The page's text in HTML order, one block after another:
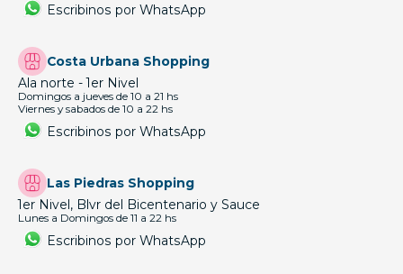
Escribinos por WhatsApp
Costa Urbana Shopping
Ala norte - 1er Nivel
Domingos a jueves de 10 a 21 hs
Viernes y sabados de 10 a 22 hs
Escribinos por WhatsApp
Las Piedras Shopping
1er Nivel, Blvr del Bicentenario y Sauce
Lunes a Domingos de 11 a 22 hs
Escribinos por WhatsApp